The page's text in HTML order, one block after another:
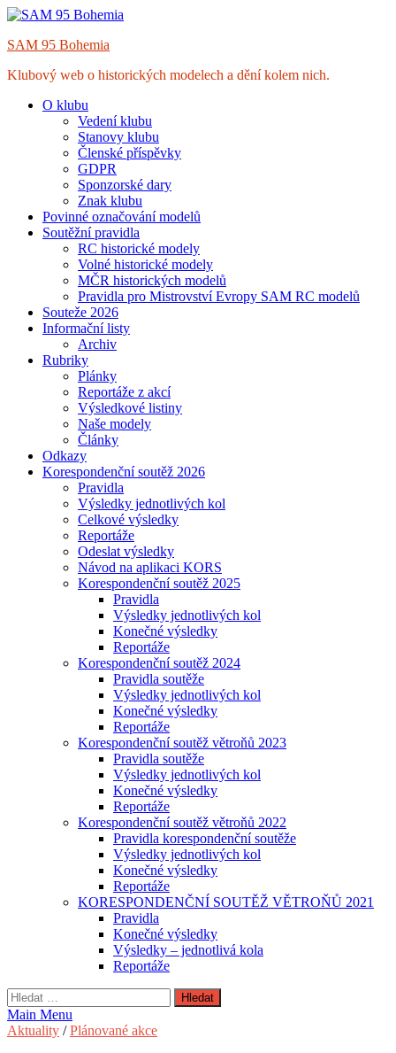
Skip
content
SAM 95 Bohemia
Klubový web o historických modelech a dění kolem nich.
O klubu
Vedení klubu
Stanovy klubu
Členské příspěvky
GDPR
Sponzorské dary
Znak klubu
Povinné označování modelů
Soutěžní pravidla
RC historické modely
Volné historické modely
MČR historických modelů
Pravidla pro Mistrovství Evropy SAM RC modelů
Souteže 2026
Informační listy
Archiv
Rubriky
Plánky
Reportáže z akcí
Výsledkové listiny
Naše modely
Články
Odkazy
Korespondenční soutěž 2026
Pravidla
Výsledky jednotlivých kol
Celkové výsledky
Reportáže
Odeslat výsledky
Návod na aplikaci KORS
Korespondenční soutěž 2025
Pravidla
Výsledky jednotlivých kol
Konečné výsledky
Reportáže
Korespondenční soutěž 2024
Pravidla soutěže
Výsledky jednotlivých kol
Konečné výsledky
Reportáže
Korespondenční soutěž větroňů 2023
Pravidla soutěže
Výsledky jednotlivých kol
Konečné výsledky
Reportáže
Korespondenční soutěž větroňů 2022
Pravidla korespondenční soutěže
Výsledky jednotlivých kol
Konečné výsledky
Reportáže
KORESPONDENČNÍ SOUTĚŽ VĚTROŇŮ 2021
Pravidla
Konečné výsledky
Výsledky – jednotlivá kola
Reportáže
Vyhledávání
Main Menu
Aktuality /Plánované akce